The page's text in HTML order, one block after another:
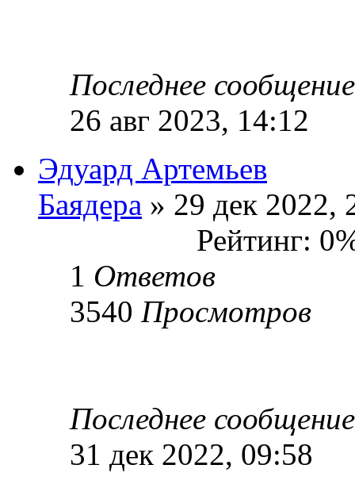
Последнее
26 авг 2023, 14:12
Эдуард Артемьев
Баядера » 29 дек 2022,
Рейтинг:
1 Ответов
3540 Просмотров
Последнее
31 дек 2022, 09:58